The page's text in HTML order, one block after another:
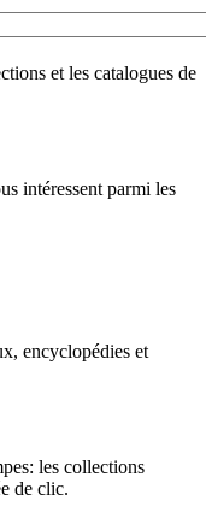
et les catalogues de
intéressent parmi les
encyclopédies et
les collections
de clic.